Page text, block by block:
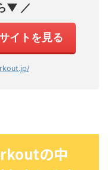
▼ ／
イトを見る
の中